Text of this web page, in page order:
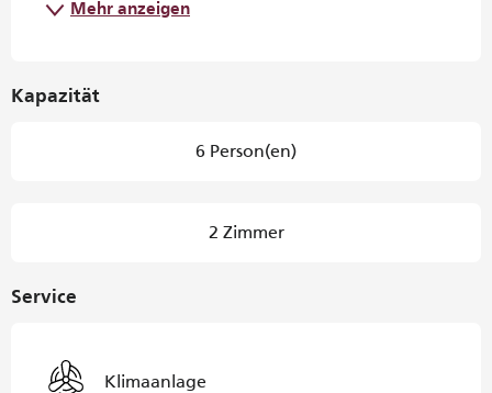
Mehr anzeigen
Kapazität
6 Person(en)
2 Zimmer
Service
Klimaanlage